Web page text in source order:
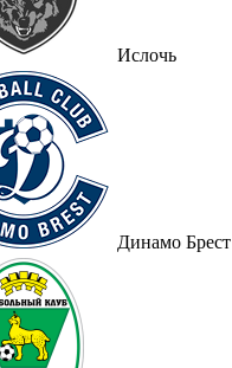
Ислочь
Динамо Брест